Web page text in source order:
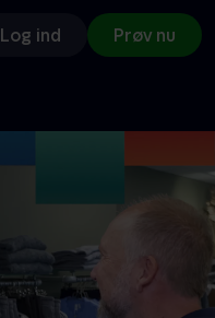
Log ind Prøv nu